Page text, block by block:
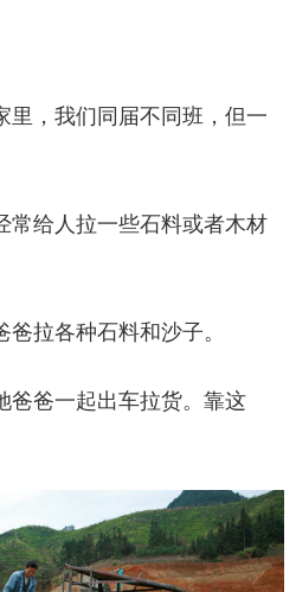
里，我们同届不同班，但一
常给人拉一些石料或者木材
拉各种石料和沙子。
爸爸一起出车拉货。靠这